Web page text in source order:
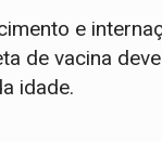
e
de vacina
idade.